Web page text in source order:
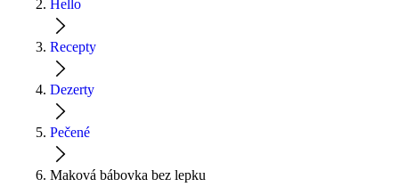
Hello
Recepty
Dezerty
Pečené
Maková bábovka bez lepku